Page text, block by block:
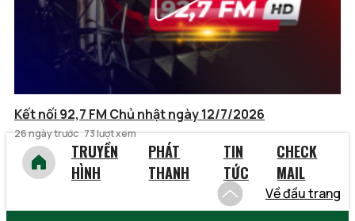
Kết nối 92,7 FM Chủ nhật ngày 12/7/2026
26 ngày trước 73 lượt xem
TRUYỀN
HÌNH
PHÁT
THANH
TIN
TỨC
CHECK
MAIL
Về đầu trang